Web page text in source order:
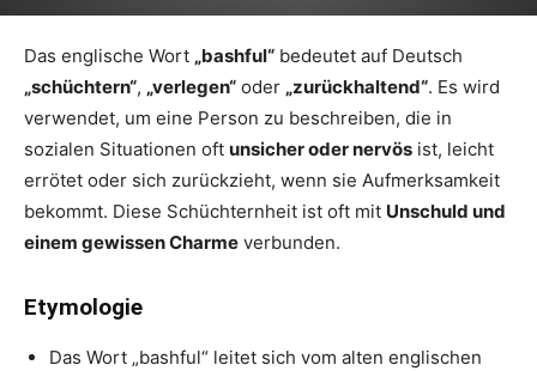
Das englische Wort „bashful“ bedeutet auf Deutsch
„schüchtern“, „verlegen“ oder „zurückhaltend“. Es wird
verwendet, um eine Person zu beschreiben, die in
sozialen Situationen oft unsicher oder nervös ist, leicht
errötet oder sich zurückzieht, wenn sie Aufmerksamkeit
bekommt. Diese Schüchternheit ist oft mit Unschuld und
einem gewissen Charme verbunden.
Etymologie
Das Wort „bashful“ leitet sich vom alten englischen